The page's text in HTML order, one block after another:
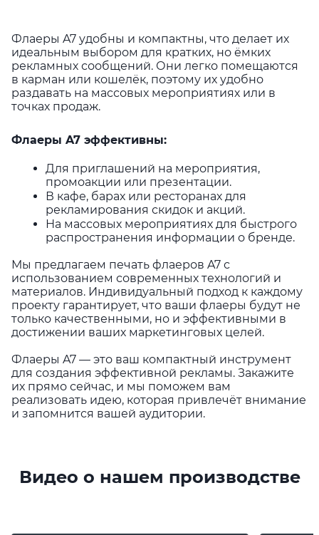
Флаеры A7 удобны и компактны, что делает их
идеальным выбором для кратких, но ёмких
рекламных сообщений. Они легко помещаются
в карман или кошелёк, поэтому их удобно
раздавать на массовых мероприятиях или в
точках продаж.
Флаеры A7 эффективны:
Для приглашений на мероприятия,
промоакции или презентации.
В кафе, барах или ресторанах для
рекламирования скидок и акций.
На массовых мероприятиях для быстрого
распространения информации о бренде.
Мы предлагаем печать флаеров A7 с
использованием современных технологий и
материалов. Индивидуальный подход к каждому
проекту гарантирует, что ваши флаеры будут не
только качественными, но и эффективными в
достижении ваших маркетинговых целей.
Флаеры A7 — это ваш компактный инструмент
для создания эффективной рекламы. Закажите
их прямо сейчас, и мы поможем вам
реализовать идею, которая привлечёт внимание
и запомнится вашей аудитории.
Видео о нашем производстве